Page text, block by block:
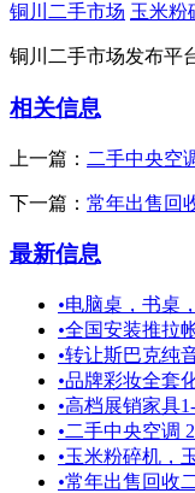
铜川二手市场 玉米粉
铜川二手市场发布平
相关信息
上一篇： 二手中央空
下一篇： 常年出售回
最新信息
•电脑桌，书桌
•全国安装推拉
•转让斯巴克纯
•品牌彩妆全套
•高档展销家具
•二手中央空调
•玉米粉碎机，
•常年出售回收